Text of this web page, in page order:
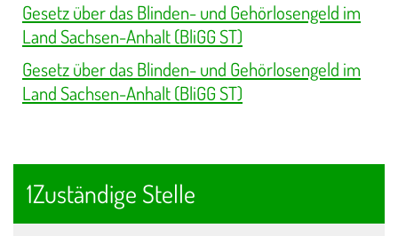
Gesetz über das Blinden- und Gehörlosengeld im
Land Sachsen-Anhalt (BliGG ST)
Gesetz über das Blinden- und Gehörlosengeld im
Land Sachsen-Anhalt (BliGG ST)
1Zuständige Stelle